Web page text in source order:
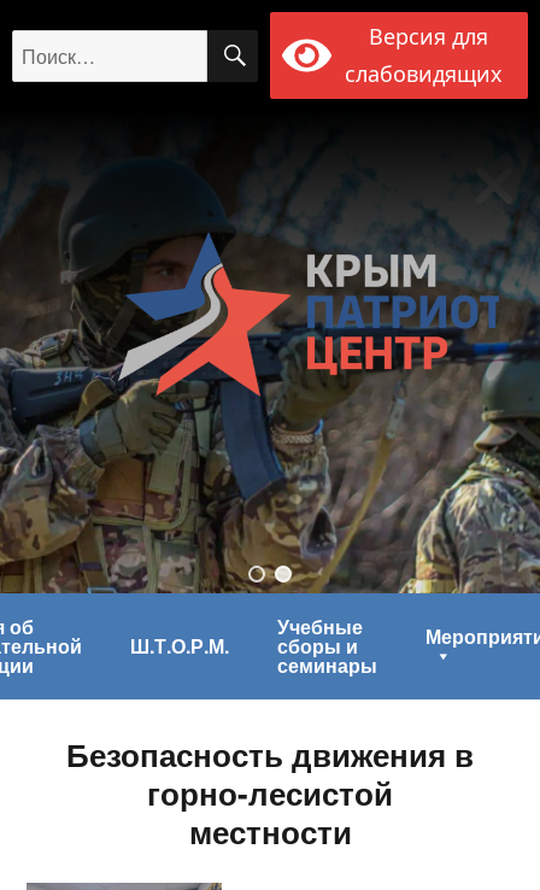
Искать: ПОИСК
Версия для
слабовидящих
об
Ш.Т.О.Р.М.
Учебные
сборы и
семинары
Безопасность движения в
горно-лесистой
местности